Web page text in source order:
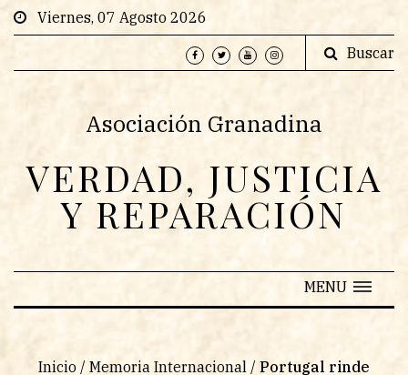
Viernes, 07 Agosto 2026
Buscar
Asociación Granadina
VERDAD, JUSTICIA
Y REPARACIÓN
MENU
Inicio / Memoria Internacional / Portugal rinde